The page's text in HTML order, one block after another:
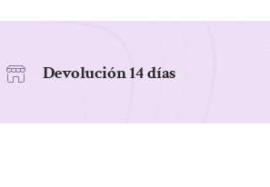
Devolución 14 días